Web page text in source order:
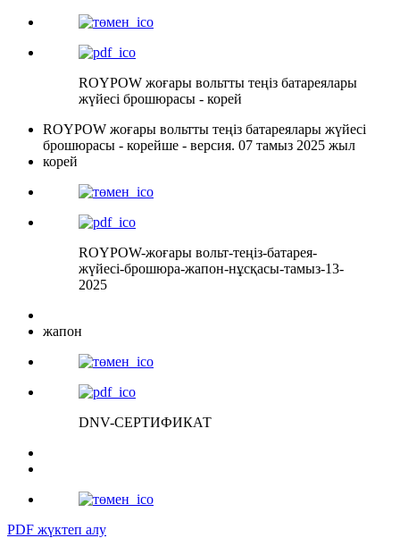
ROYPOW жоғары вольтты теңіз батареялары
жүйесі брошюрасы - корей
ROYPOW жоғары вольтты теңіз батареялары жүйесі
брошюрасы - корейше - версия. 07 тамыз 2025 жыл
корей
ROYPOW-жоғары вольт-теңіз-батарея-
жүйесі-брошюра-жапон-нұсқасы-тамыз-13-
2025
жапон
DNV-СЕРТИФИКАТ
PDF жүктеп алу